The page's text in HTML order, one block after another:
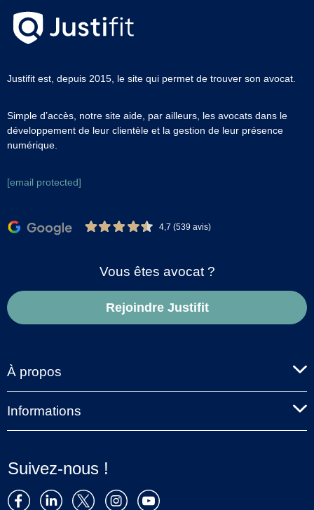
Justifit est, depuis 2015, le site qui permet de trouver son avocat.
Simple d’accès, notre site aide, par ailleurs, les avocats dans le
développement de leur clientèle et la gestion de leur présence
numérique.
[email protected]
4,7 (539 avis)
Vous êtes avocat ?
Rejoindre Justifit
À propos
Informations
Suivez-nous !